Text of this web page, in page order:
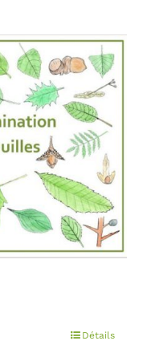
Détails